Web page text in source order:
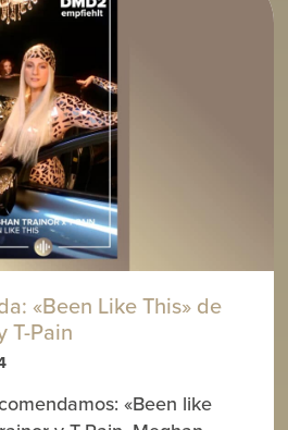
«Been Like This» de
T-Pain
«Been like